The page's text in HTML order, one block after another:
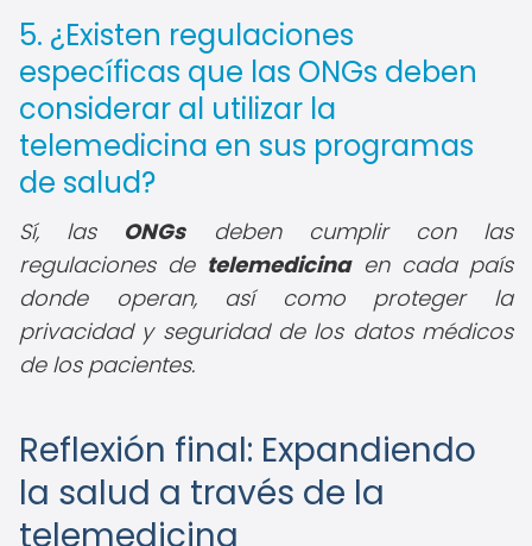
5. ¿Existen regulaciones
específicas que las ONGs deben
considerar al utilizar la
telemedicina en sus programas
de salud?
Sí, las ONGsdeben cumplir con las
regulaciones de telemedicinaen cada país
donde operan, así como proteger la
privacidad y seguridad de los datos médicos
de los pacientes.
Reflexión final: Expandiendo
la salud a través de la
telemedicina